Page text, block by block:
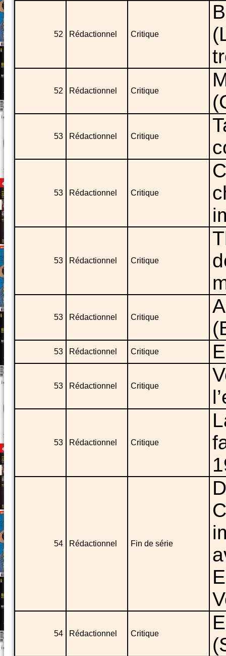
52 Rédactionnel Critique
52 Rédactionnel Critique
53 Rédactionnel Critique
53 Rédactionnel Critique
53 Rédactionnel Critique
53 Rédactionnel Critique
53 Rédactionnel Critique
53 Rédactionnel Critique
53 Rédactionnel Critique
54 Rédactionnel Fin de série
54 Rédactionnel Critique